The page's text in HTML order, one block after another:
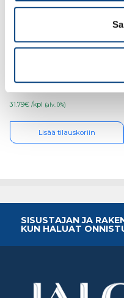
Teknos Woodex Aqua
31.79€ /kpl (alv. 0%)
Lisää tilauskoriin
SISUSTAJAN JA
KUN HALUAT